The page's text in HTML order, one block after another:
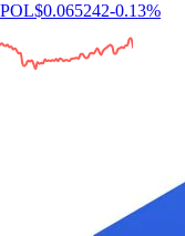
POL$0.065242-0.13%